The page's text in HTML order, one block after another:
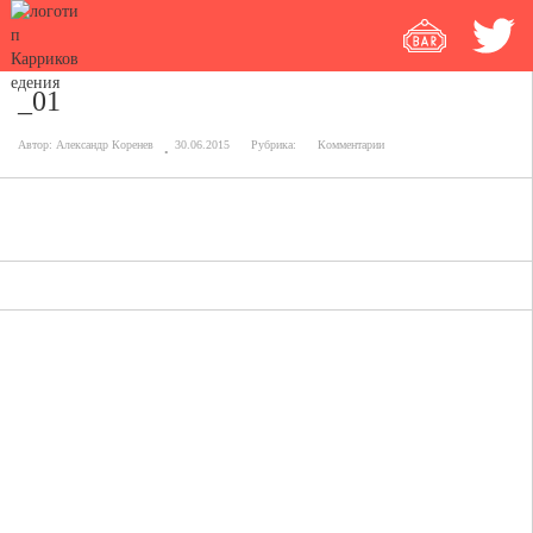
_01
Автор: Александр Коренев 30.06.2015 Рубрика: Комментарии